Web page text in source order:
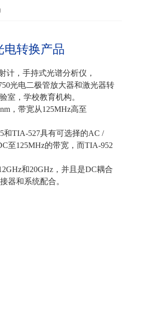
电转换产品
计，手持式光谱分析仪，
光电二极管放大器和激光器转
室，学校教育机构。
，带宽从125MHz高至
和TIA-527具有可选择的AC /
至125MHz的带宽，而TIA-952
和20GHz ，并且是DC耦合
器和系统配合。